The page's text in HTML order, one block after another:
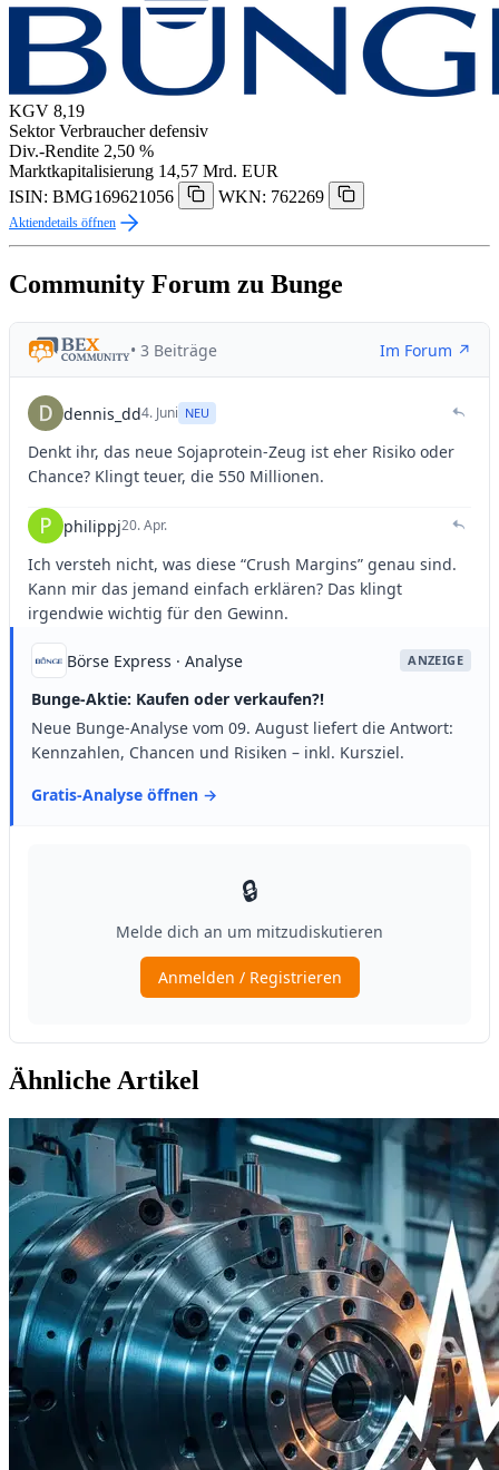
KGV 8,19
Sektor Verbraucher defensiv
Div.-Rendite 2,50 %
Marktkapitalisierung 14,57 Mrd. EUR
ISIN: BMG169621056
WKN: 762269
Aktiendetails öffnen
Community Forum zu Bunge
Ähnliche Artikel